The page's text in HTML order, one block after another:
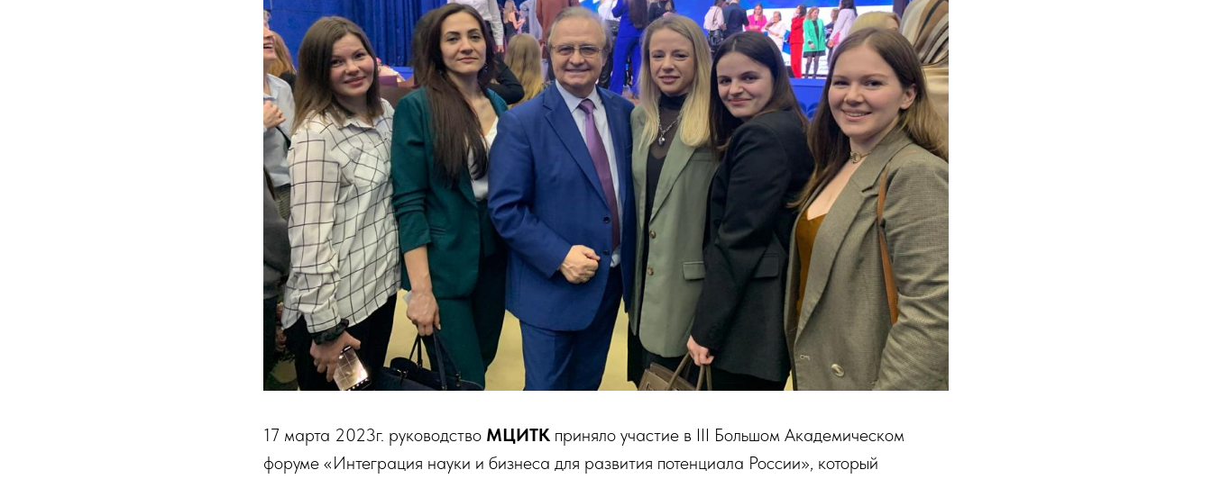
17 марта 2023г. руководство МЦИТК приняло участие в III Большом Академическом
форуме «Интеграция науки и бизнеса для развития потенциала России», который